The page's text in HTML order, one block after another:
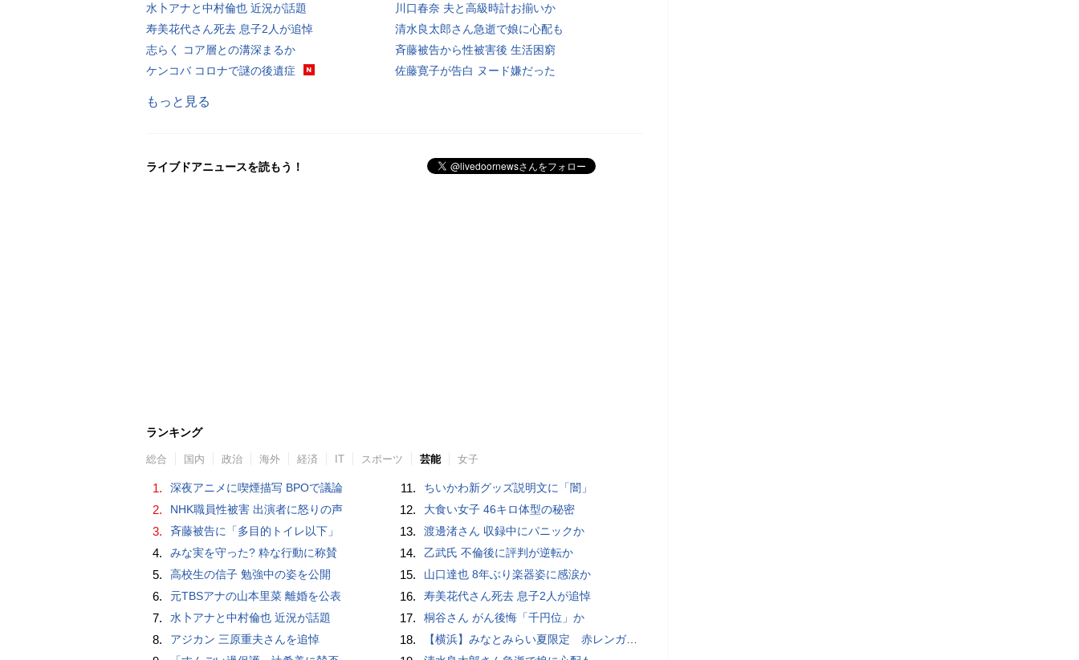
水卜アナと中村倫也 近況が話題
寿美花代さん死去 息子2人が追悼
志らく コア層との溝深まるか
ケンコバ コロナで謎の後遺症
川口春奈 夫と高級時計お揃いか
清水良太郎さん急逝で娘に心配も
斉藤被告から性被害後 生活困窮
佐藤寛子が告白 ヌード嫌だった
もっと見る
ライブドアニュースを読もう！
ランキング
総合 国内 政治 海外 経済 IT スポーツ 芸能 女子
1. 深夜アニメに喫煙描写 BPOで議論
2. NHK職員性被害 出演者に怒りの声
3. 斉藤被告に「多目的トイレ以下」
4. みな実を守った? 粋な行動に称賛
5. 高校生の信子 勉強中の姿を公開
6. 元TBSアナの山本里菜 離婚を公表
7. 水卜アナと中村倫也 近況が話題
8. アジカン 三原重夫さんを追悼
11. ちいかわ新グッズ説明文に「闇」
12. 大食い女子 46キロ体型の秘密
13. 渡邊渚さん 収録中にパニックか
14. 乙武氏 不倫後に評判が逆転か
15. 山口達也 8年ぶり楽器姿に感涙か
16. 寿美花代さん死去 息子2人が追悼
17. 桐谷さん がん後悔「千円位」か
18. 【横浜】みなとみらい夏限定 赤レンガ倉庫広場で「ディスコ」開幕へ…石野卓球も登場【概要・出演スケジュールなど】